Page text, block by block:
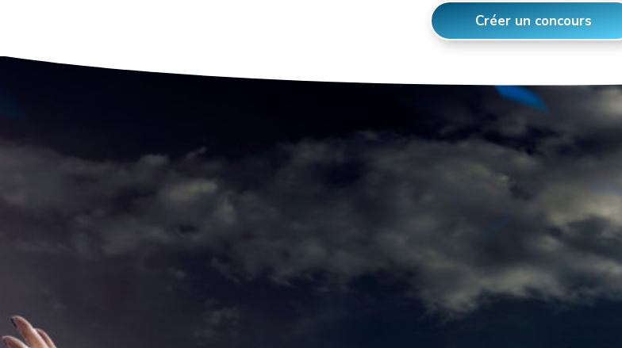
Créer un concours